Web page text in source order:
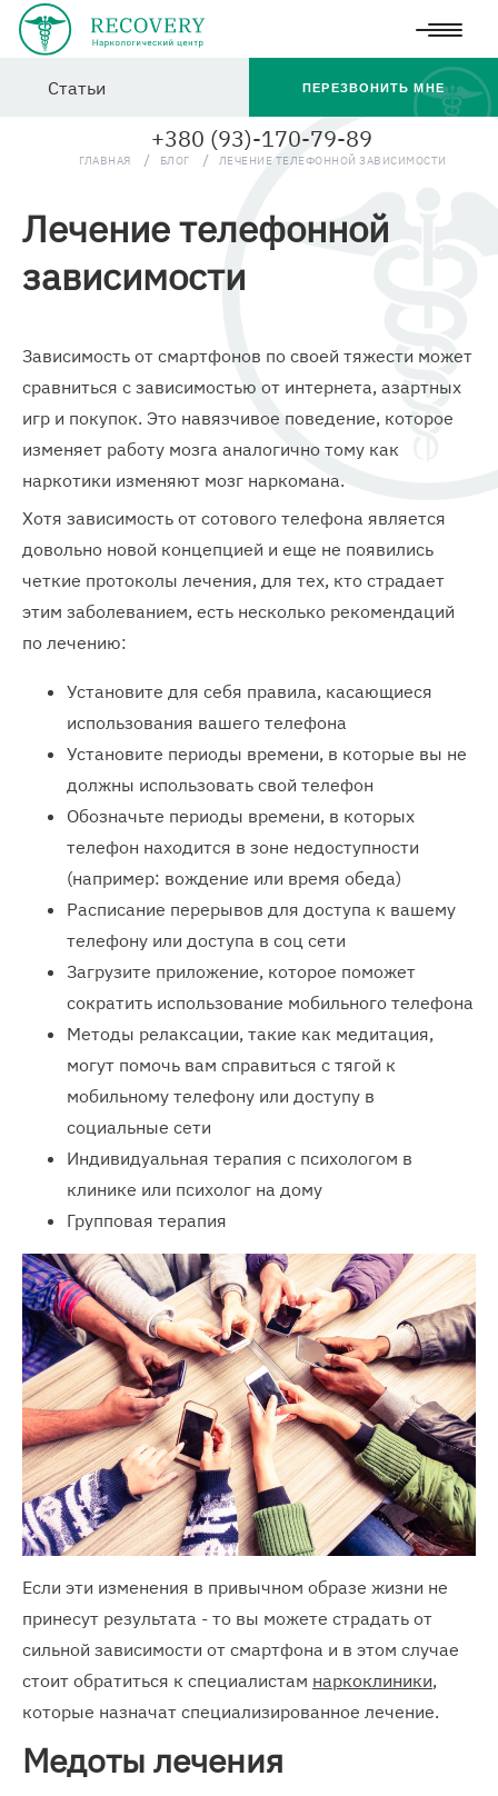
+380 (93)-170-79-89
ПЕРЕЗВОНИТЬ МНЕ
ГЛАВНАЯ БЛОГ ЛЕЧЕНИЕ ТЕЛЕФОННОЙ ЗАВИСИМОСТИ
Статьи
Лечение телефонной
зависимости
Зависимость от смартфонов по своей тяжести может
сравниться с зависимостью от интернета, азартных
игр и покупок. Это навязчивое поведение, которое
изменяет работу мозга аналогично тому как
наркотики изменяют мозг наркомана.
Хотя зависимость от сотового телефона является
довольно новой концепцией и еще не появились
четкие протоколы лечения, для тех, кто страдает
этим заболеванием, есть несколько рекомендаций
по лечению:
Установите для себя правила, касающиеся
использования вашего телефона
Установите периоды времени, в которые вы не
должны использовать свой телефон
Обозначьте периоды времени, в которых
телефон находится в зоне недоступности
(например: вождение или время обеда)
Расписание перерывов для доступа к вашему
телефону или доступа в соц сети
Загрузите приложение, которое поможет
сократить использование мобильного телефона
Методы релаксации, такие как медитация,
могут помочь вам справиться с тягой к
мобильному телефону или доступу в
социальные сети
Индивидуальная терапия с психологом в
клинике или психолог на дому
Групповая терапия
Если эти изменения в привычном образе жизни не
принесут результата - то вы можете страдать от
сильной зависимости от смартфона и в этом случае
стоит обратиться к специалистам наркоклиники,
которые назначат специализированное лечение.
Медоты лечения